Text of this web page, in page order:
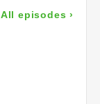
All episodes ›